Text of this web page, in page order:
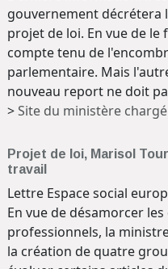
gouvernement décrétera
projet de loi. En vue de
compte tenu de
parlementaire. Mais
nouveau report ne doit
>Site du ministère
Projet de loi, Marisol
travail
Lettre Espace social
En vue de désamorcer
professionnels, la
la création de quatre